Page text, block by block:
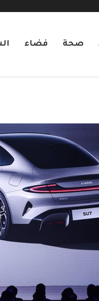
صحة فضاء